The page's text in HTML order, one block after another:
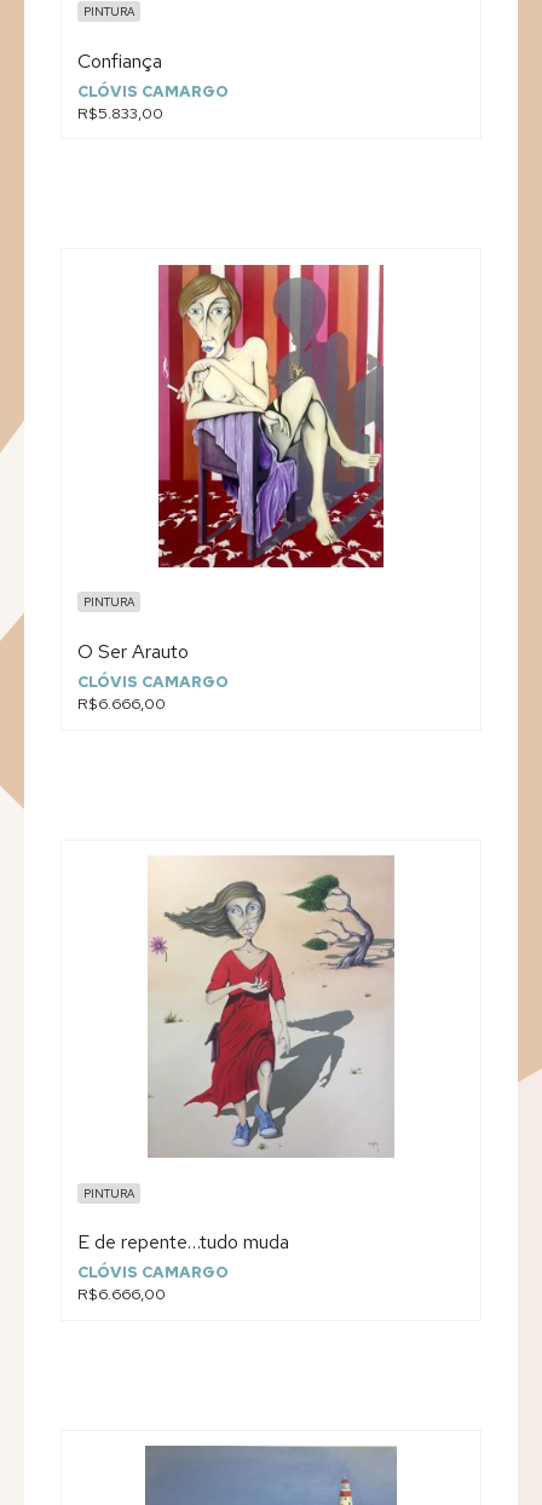
PINTURA
Confiança
CLÓVIS CAMARGO
R$5.833,00
PINTURA
O Ser Arauto
CLÓVIS CAMARGO
R$6.666,00
PINTURA
E de repente…tudo muda
CLÓVIS CAMARGO
R$6.666,00